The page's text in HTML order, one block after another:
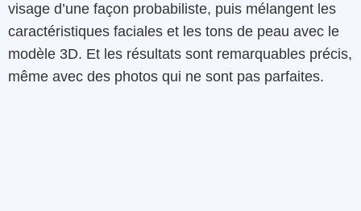
visage d’une façon probabiliste, puis mélangent les
caractéristiques faciales et les tons de peau avec le
modèle 3D. Et les résultats sont remarquables précis,
même avec des photos qui ne sont pas parfaites.